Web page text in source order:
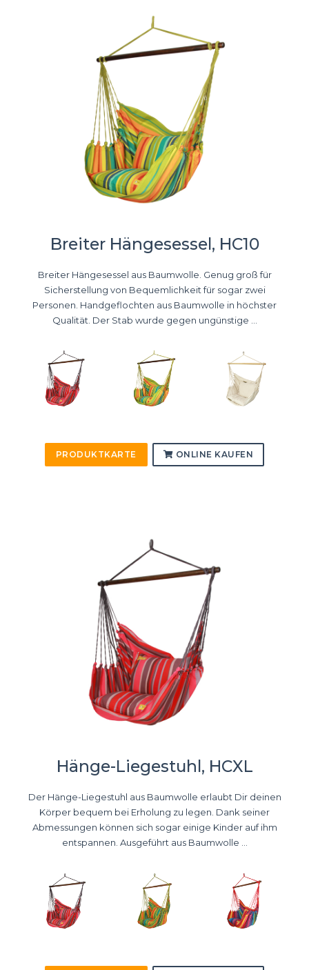
Breiter Hängesessel, HC10
Breiter Hängesessel aus Baumwolle. Genug groß für
Sicherstellung von Bequemlichkeit für sogar zwei
Personen. Handgeflochten aus Baumwolle in höchster
Qualität. Der Stab wurde gegen ungünstige ...
PRODUKTKARTE ONLINE KAUFEN
Hänge-Liegestuhl, HCXL
Der Hänge-Liegestuhl aus Baumwolle erlaubt Dir deinen
Körper bequem bei Erholung zu legen. Dank seiner
Abmessungen können sich sogar einige Kinder auf ihm
entspannen. Ausgeführt aus Baumwolle ...